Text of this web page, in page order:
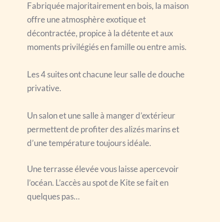
Fabriquée majoritairement en bois, la maison
offre une atmosphère exotique et
décontractée, propice à la détente et aux
moments privilégiés en famille ou entre amis.
Les 4 suites ont chacune leur salle de douche
privative.
Un salon et une salle à manger d’extérieur
permettent de profiter des alizés marins et
d’une température toujours idéale.
Une terrasse élevée vous laisse apercevoir
l’océan. L’accès au spot de Kite se fait en
quelques pas…